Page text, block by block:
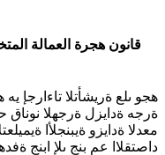
هجو ىلع ةريشأتلا تاءارجإ يه
ةرجه ةدايزل ةرجهلا نوناق
معدلا ةدايزو ةيبنجلأا
داصتقلاا عم بنج ىلإ ابنج